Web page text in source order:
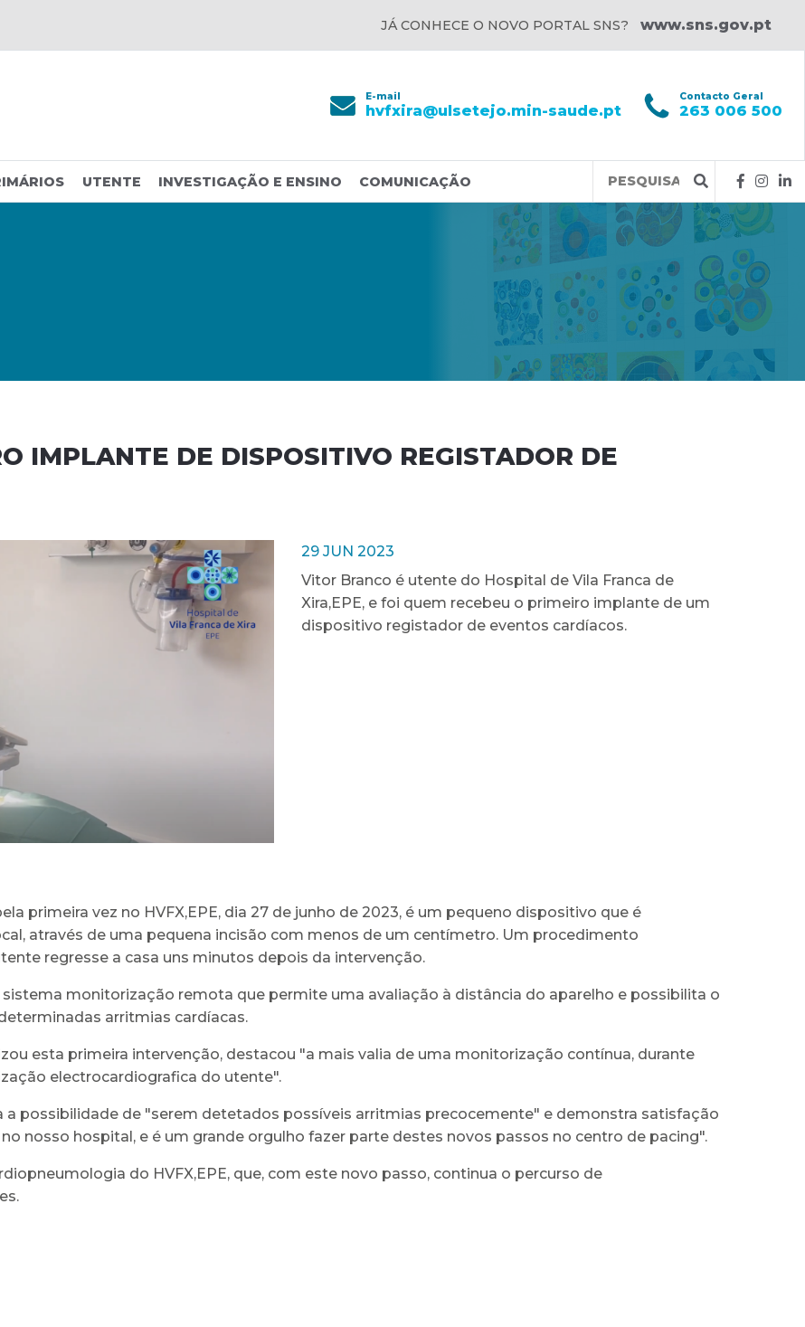
JÁ CONHECE O NOVO PORTAL SNS? www.sns.gov.pt
E-mail
hvfxira@ulsetejo.min-saude.pt
Contacto Geral
263 006 500
UTENTE INVESTIGAÇÃO E ENSINO COMUNICAÇÃO
Query
IMPLANTE DE DISPOSITIVO REGISTADOR DE
29 JUN 2023
Vitor Branco é utente do Hospital de Vila Franca de
Xira,EPE, e foi quem recebeu o primeiro implante de um
dispositivo registador de eventos cardíacos.
primeira vez no HVFX,EPE, dia 27 de junho de 2023, é um pequeno dispositivo que é
através de uma pequena incisão com menos de um centímetro. Um procedimento
regresse a casa uns minutos depois da intervenção.
monitorização remota que permite uma avaliação à distância do aparelho e possibilita o
arritmias cardíacas.
esta primeira intervenção, destacou "a mais valia de uma monitorização contínua, durante
electrocardiografica do utente".
a possibilidade de "serem detetados possíveis arritmias precocemente" e demonstra satisfação
nosso hospital, e é um grande orgulho fazer parte destes novos passos no centro de pacing".
do HVFX,EPE, que, com este novo passo, continua o percurso de